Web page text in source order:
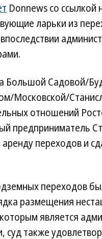
Donnews со ссылкой
ларьки из
Большой Садовой/
Московской/
отношений
предприниматель
переходов и
переходов
размещения
является
суд также